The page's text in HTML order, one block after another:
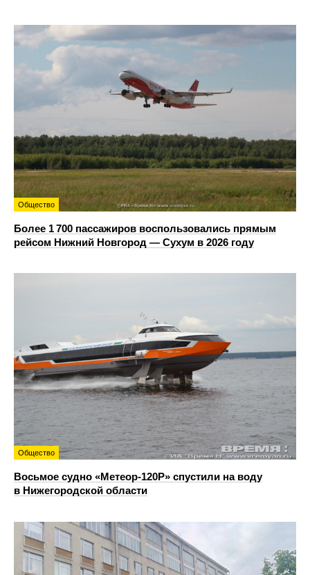
Общество
Более 1 700 пассажиров воспользовались прямым
рейсом Нижний Новгород — Сухум в 2026 году
Общество
Восьмое судно «Метеор-120Р» спустили на воду
в Нижегородской области